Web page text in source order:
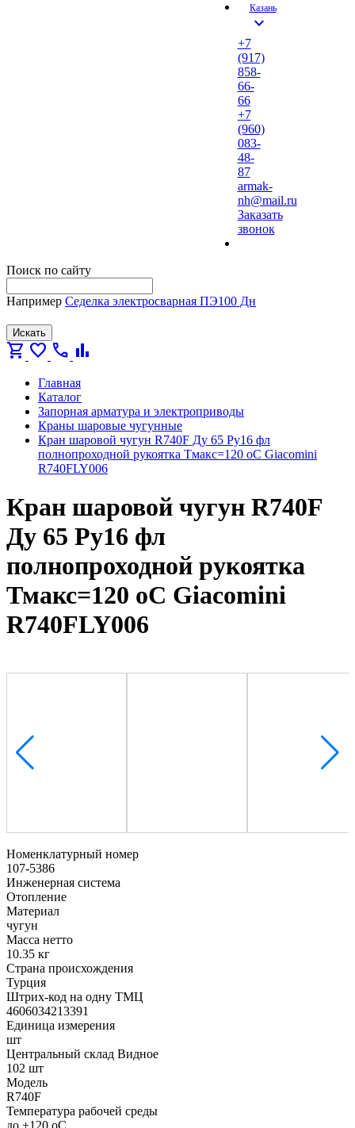
Казань
expand_more
+7
(917)
858-
66-
66
+7
(960)
083-
48-
87
armak-
nh@mail.ru
Заказать
звонок
Поиск по сайту
Например Седелка электросварная ПЭ100 Дн
Искать
shopping_cart favorite call bar_chart
Главная
Каталог
Запорная арматура и электроприводы
Краны шаровые чугунные
Кран шаровой чугун R740F Ду 65 Ру16 фл
полнопроходной рукоятка Тмакс=120 оС Giacomini
R740FLY006
Кран шаровой чугун R740F
Ду 65 Ру16 фл
полнопроходной рукоятка
Тмакс=120 оС Giacomini
R740FLY006
Номенклатурный номер
107-5386
Инженерная система
Отопление
Материал
чугун
Масса нетто
10.35 кг
Страна происхождения
Турция
Штрих-код на одну ТМЦ
4606034213391
Единица измерения
шт
Центральный склад Видное
102 шт
Модель
R740F
Температура рабочей среды
до +120 oC